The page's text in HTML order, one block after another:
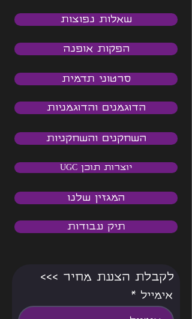
שאלות נפוצות
הפקות אופנה
סרטוני תדמית
הדוגמנים והדוגמניות
השחקנים והשחקניות
יוצרות תוכן UGC
המגזין שלנו
תיק עבודות
<<< לקבלת הצעת מחיר
אימייל